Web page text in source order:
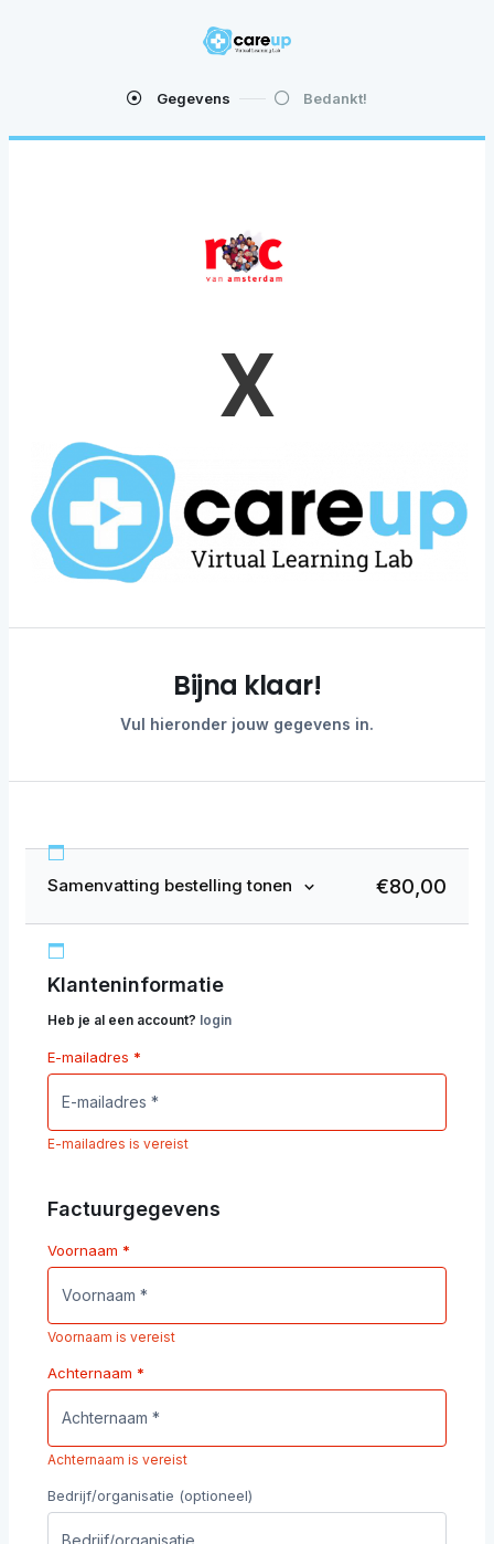
Gegevens Bedankt!
X
Bijna klaar!
Vul hieronder jouw gegevens in.
Samenvatting bestelling tonen €80,00
Klanteninformatie
Heb je al een account? login
E-mailadres *
E-mailadres is vereist
Factuurgegevens
Voornaam *
Voornaam is vereist
Achternaam *
Achternaam is vereist
Bedrijf/organisatie (optioneel)